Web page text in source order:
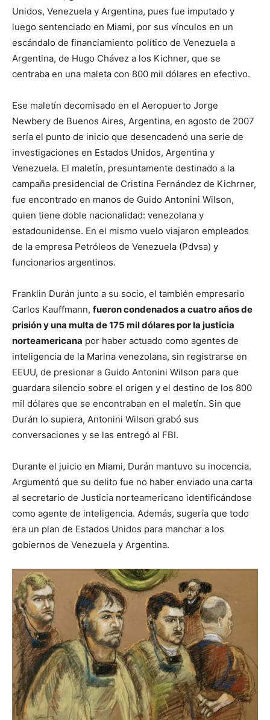
Unidos, Venezuela y Argentina, pues fue imputado y
luego sentenciado en Miami, por sus vínculos en un
escándalo de financiamiento político de Venezuela a
Argentina, de Hugo Chávez a los Kichner, que se
centraba en una maleta con 800 mil dólares en efectivo.
Ese maletín decomisado en el Aeropuerto Jorge
Newbery de Buenos Aires, Argentina, en agosto de 2007
sería el punto de inicio que desencadenó una serie de
investigaciones en Estados Unidos, Argentina y
Venezuela. El maletín, presuntamente destinado a la
campaña presidencial de Cristina Fernández de Kichrner,
fue encontrado en manos de Guido Antonini Wilson,
quien tiene doble nacionalidad: venezolana y
estadounidense. En el mismo vuelo viajaron empleados
de la empresa Petróleos de Venezuela (Pdvsa) y
funcionarios argentinos.
Franklin Durán junto a su socio, el también empresario
Carlos Kauffmann, fueron condenados a cuatro años de
prisión y una multa de 175 mil dólares por la justicia
norteamericana por haber actuado como agentes de
inteligencia de la Marina venezolana, sin registrarse en
EEUU, de presionar a Guido Antonini Wilson para que
guardara silencio sobre el origen y el destino de los 800
mil dólares que se encontraban en el maletín. Sin que
Durán lo supiera, Antonini Wilson grabó sus
conversaciones y se las entregó al FBI.
Durante el juicio en Miami, Durán mantuvo su inocencia.
Argumentó que su delito fue no haber enviado una carta
al secretario de Justicia norteamericano identificándose
como agente de inteligencia. Además, sugería que todo
era un plan de Estados Unidos para manchar a los
gobiernos de Venezuela y Argentina.